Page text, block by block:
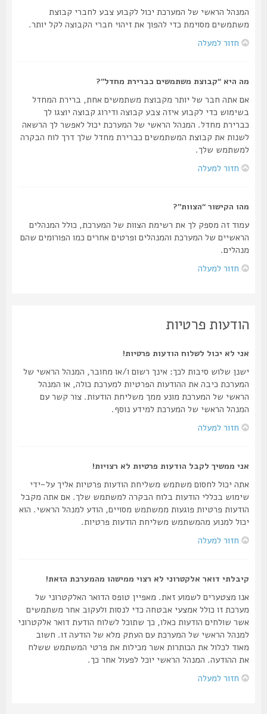
המנהל הראשי של המערכת יכול לקבוע צבע לחברי קבוצת
משתמשים מסוימת כדי להפוך את זיהוי חברי הקבוצה לקל יותר.
חזור למעלה
מה היא “קבוצת משתמשים כברירת מחדל”?
אם אתה חבר של יותר מקבוצת משתמשים אחת, ברירת המחדל
בשימוש כדי לקבוע איזה צבע קבוצה ודירוג קבוצה יוצגו לך
כברירת מחדל. המנהל הראשי של המערכת יכול לאפשר לך הרשאה
לשנות את קבוצת המשתמשים כברירת מחדל שלך דרך לוח הבקרה
למשתמש שלך.
חזור למעלה
מהו הקישור “הצוות”?
עמוד זה מספק לך את רשימת הצוות של המערכת, כולל המנהלים
הראשיים של המערכת והמנהלים ופרטים אחרים כמו הפורומים שהם
מנהלים.
חזור למעלה
הודעות פרטיות
אני לא יכול לשלוח הודעות פרטיות!
ישנן שלוש סיבות לכך: אינך רשום ו/או מחובר, המנהל הראשי של
המערכת כיבה את ההודעות הפרטיות למערכת כולה, או המנהל
הראשי של המערכת מונע ממך משליחת הודעות. צור קשר עם
המנהל הראשי של המערכת למידע נוסף.
חזור למעלה
אני ממשיך לקבל הודעות פרטיות לא רצויות!
אתה יכול לחסום משתמש משליחת הודעות פרטיות אליך על-ידי
שימוש בכללי הודעות בלוח הבקרה למשתמש שלך. אם אתה מקבל
הודעות פרטיות פוגעות ממשתמש מסויים, הודע למנהל הראשי. הוא
יכול למנוע מהמשתמש משליחת הודעות פרטיות.
חזור למעלה
קיבלתי דואר אלקטרוני לא רצוי ממישהו מהמערכת הזאת!
אנו מצטערים לשמוע זאת. מאפיין טופס הדואר האלקטרוני של
מערכת זו כולל אמצעי אבטחה כדי לנסות ולעקוב אחר משתמשים
אשר שולחים הודעות כאלו, כך שתוכל לשלוח הודעת דואר אלקטרוני
למנהל הראשי של המערכת עם העתק מלא של הודעה זו. חשוב
מאוד לכלול את הכותרות אשר מכילות את פרטי המשתמש ששלח
את ההודעה. המנהל הראשי יוכל לפעול אחר כך.
חזור למעלה